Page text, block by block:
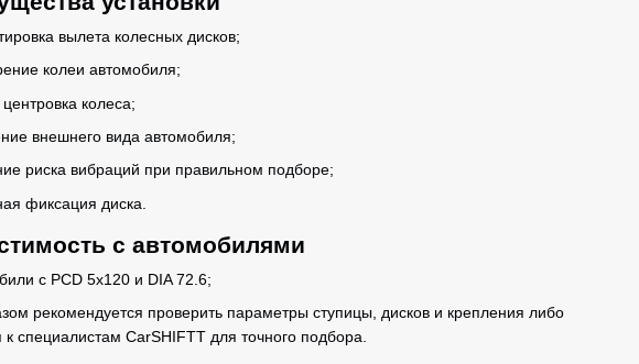
вылета колесных дисков;
колеи автомобиля;
колеса;
внешнего вида автомобиля;
риска вибраций при правильном подборе;
фиксация диска.
с автомобилями
с PCD 5x120 и DIA 72.6;
рекомендуется проверить параметры ступицы, дисков и крепления либо
к специалистам CarSHIFTT для точного подбора.